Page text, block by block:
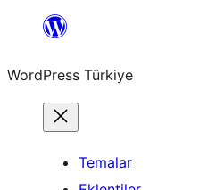
İçeriğe
WordPress Türkiye
Temalar